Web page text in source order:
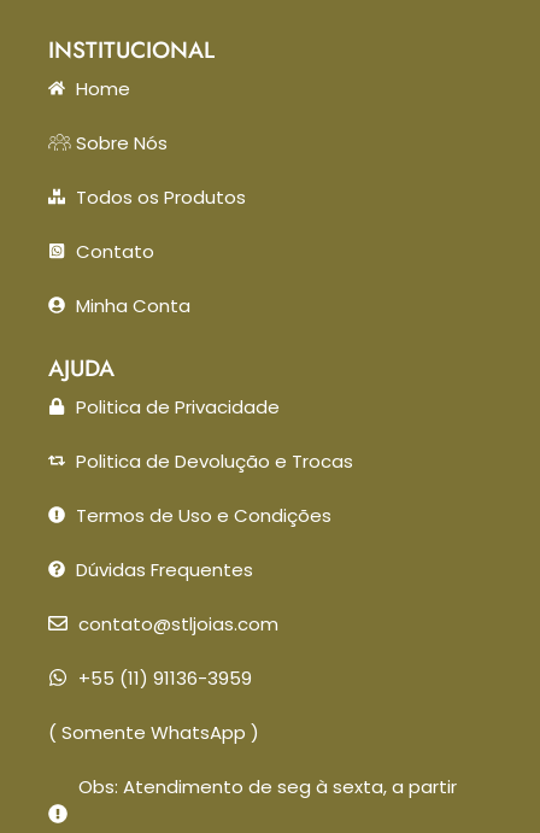
INSTITUCIONAL
Home
Sobre Nós
Todos os Produtos
Contato
Minha Conta
AJUDA
Politica de Privacidade
Politica de Devolução e Trocas
Termos de Uso e Condições
Dúvidas Frequentes
contato@stljoias.com
+55 (11) 91136-3959
( Somente WhatsApp )
Obs: Atendimento de seg à sexta, a partir